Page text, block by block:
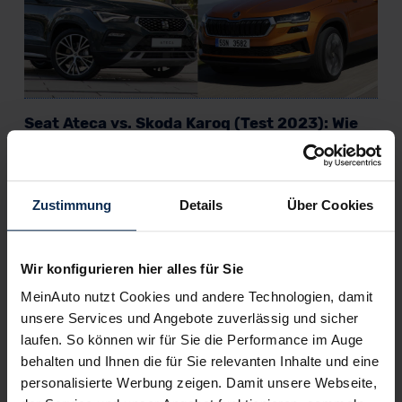
Zustimmung Details Über Cookies
Wir konfigurieren hier alles für Sie
MeinAuto nutzt Cookies und andere Technologien, damit
unsere Services und Angebote zuverlässig und sicher
laufen. So können wir für Sie die Performance im Auge
behalten und Ihnen die für Sie relevanten Inhalte und eine
personalisierte Werbung zeigen. Damit unsere Webseite,
Seat Ateca vs. Skoda Karoq (Test 2023): Wie
Beide gehören zum VW-Mutterkonzern. Was sie sonst noch
gemeinsam haben und was sie unterscheidet, findet unser
Test raus.
Artikel lesen
KI-generiert